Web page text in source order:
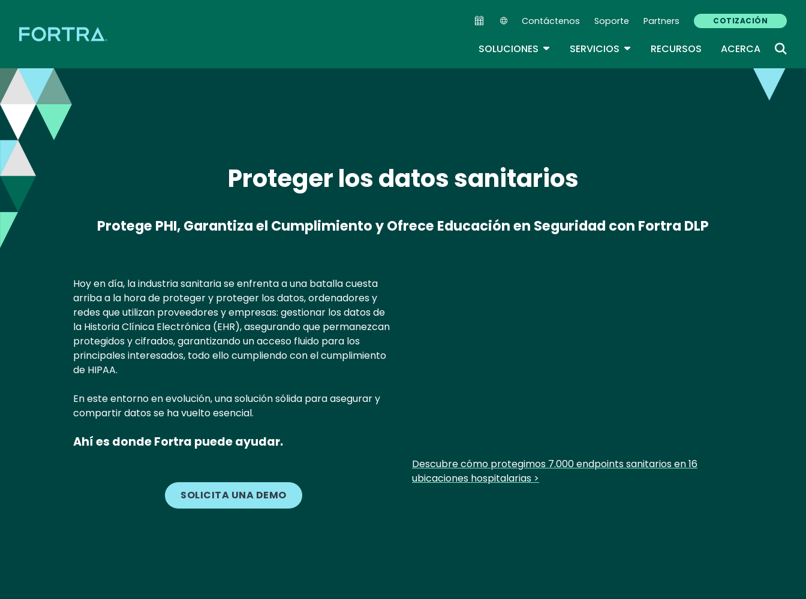
Secondary Navigation (ES)
Contáctenos Soporte Partners COTIZACIÓN
SOLUCIONES TOGGLE DROPDOWN
SERVICIOS TOGGLE DROPDOWN
RECURSOS ACERCA
Proteger los datos sanitarios
Protege PHI, Garantiza el Cumplimiento y Ofrece Educación en Seguridad con Fortra DLP
Hoy en día, la industria sanitaria se enfrenta a una batalla cuesta
arriba a la hora de proteger y proteger los datos, ordenadores y
redes que utilizan proveedores y empresas: gestionar los datos de
la Historia Clínica Electrónica (EHR), asegurando que permanezcan
protegidos y cifrados, garantizando un acceso fluido para los
principales interesados, todo ello cumpliendo con el cumplimiento
de HIPAA.
En este entorno en evolución, una solución sólida para asegurar y
compartir datos se ha vuelto esencial.
Ahí es donde Fortra puede ayudar.
SOLICITA UNA DEMO
Descubre cómo protegimos 7.000 endpoints sanitarios en 16
ubicaciones hospitalarias >